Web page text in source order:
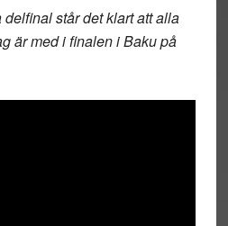
står det klart att alla
är med i finalen i Baku på